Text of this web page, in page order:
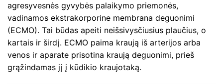
agresyvesnės gyvybės palaikymo priemonės,
vadinamos ekstrakorporine membrana deguonimi
(ECMO). Tai būdas apeiti neišsivysčiusius plaučius, o
kartais ir širdį. ECMO paima kraują iš arterijos arba
venos ir aparate prisotina kraują deguonimi, prieš
grąžindamas jį į kūdikio kraujotaką.